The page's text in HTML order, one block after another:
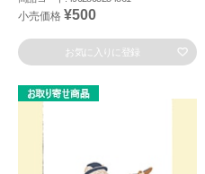
小売価格 ¥500
お気に入りに登録